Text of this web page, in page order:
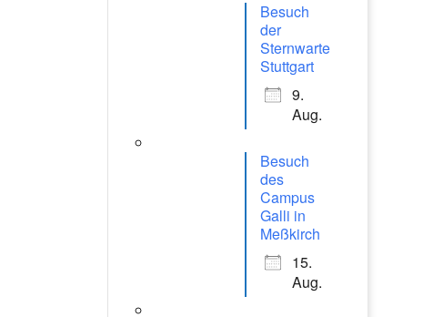
Besuch
der
Sternwarte
Stuttgart
9.
Aug.
Besuch
des
Campus
Galli in
Meßkirch
15.
Aug.